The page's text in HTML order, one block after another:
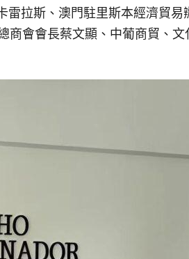
拉斯、澳門駐里斯本經濟貿易
會會長蔡文顯、中葡商貿、